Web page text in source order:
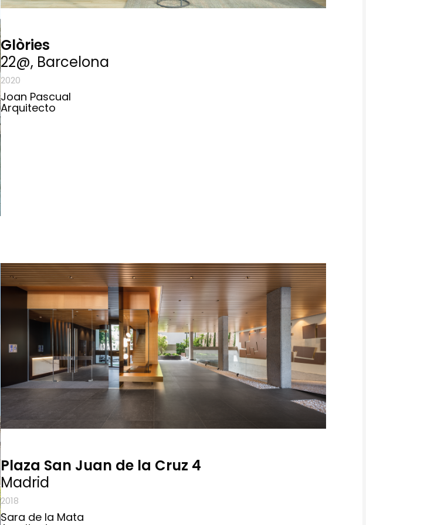
Glòries
22@, Barcelona
2020
Joan Pascual
Arquitecto
Plaza San Juan de la Cruz 4
Madrid
2018
Sara de la Mata